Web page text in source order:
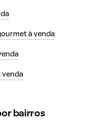
à venda
venda
bairros